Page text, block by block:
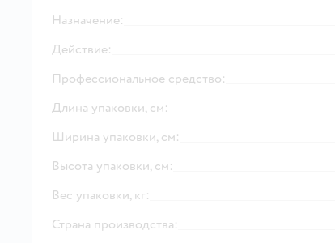
Назначение:
Действие:
Профессиональное средство:
Длина упаковки, см:
Ширина упаковки, см:
Высота упаковки, см:
Вес упаковки, кг:
Страна производства: